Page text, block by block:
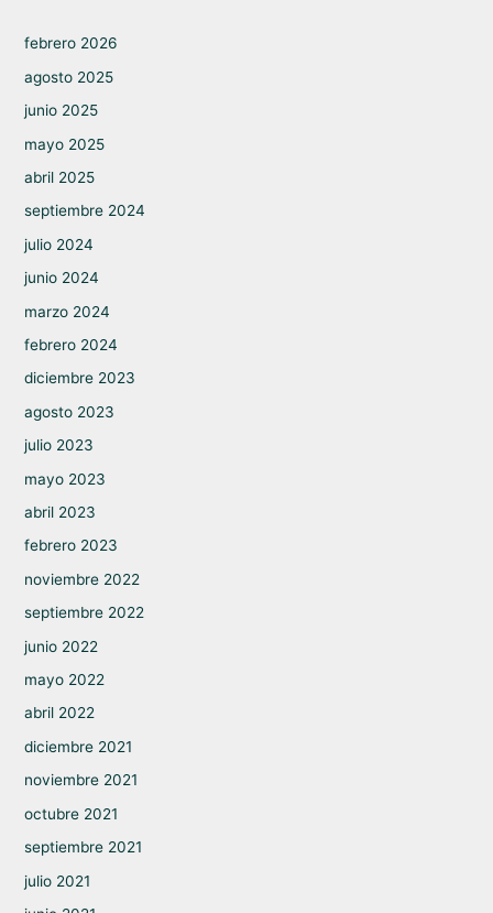
febrero 2026
agosto 2025
junio 2025
mayo 2025
abril 2025
septiembre 2024
julio 2024
junio 2024
marzo 2024
febrero 2024
diciembre 2023
agosto 2023
julio 2023
mayo 2023
abril 2023
febrero 2023
noviembre 2022
septiembre 2022
junio 2022
mayo 2022
abril 2022
diciembre 2021
noviembre 2021
octubre 2021
septiembre 2021
julio 2021